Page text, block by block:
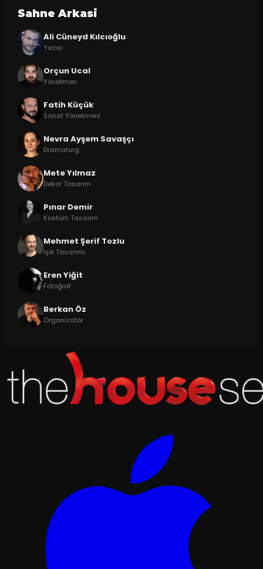
Sahne Arkasi
Ali Cüneyd Kılcıoğlu
Yazar
Orçun Ucal
Yönetmen
Fatih Küçük
Sanat Yönetmeni
Nevra Ayşem Savaşçı
Dramaturg
Mete Yılmaz
Dekor Tasarım
Pınar Demir
Kostüm Tasarım
Mehmet Şerif Tozlu
Işık Tasarımı
Eren Yiğit
Fotoğraf
Berkan Öz
Organizatör